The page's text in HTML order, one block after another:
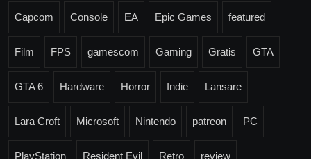
Capcom Console EA Epic Games featured
Film FPS gamescom Gaming Gratis GTA
GTA 6 Hardware Horror Indie Lansare
Lara Croft Microsoft Nintendo patreon PC
PlayStation Resident Evil Retro review